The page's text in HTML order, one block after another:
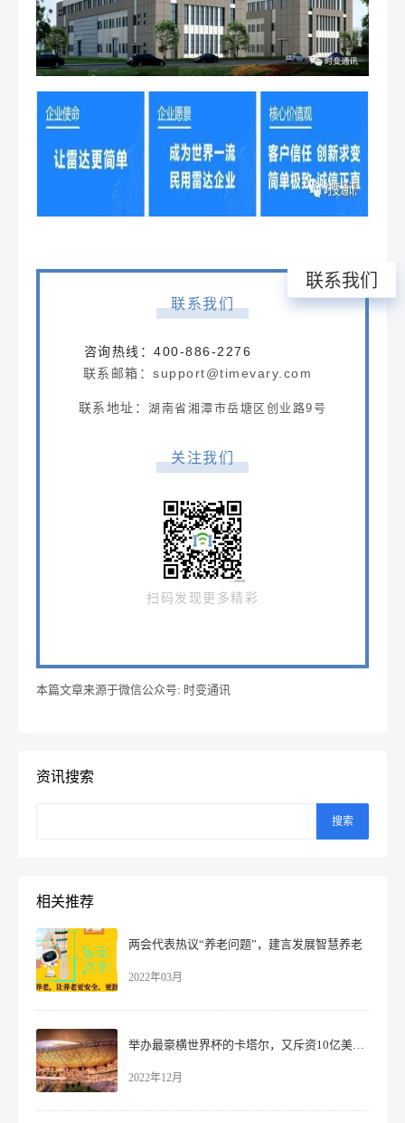
联系我们
咨询热线：400-886-2276
联系邮箱：support@timevary.com
联系地址：湖南省湘潭市岳塘区创业路9号
关注我们
扫码发现更多精彩
本篇文章来源于微信公众号: 时变通讯
资讯搜索
搜索
相关推荐
两会代表热议“养老问题”，建言发展智慧养老
2022年03月
举办最豪横世界杯的卡塔尔，又斥资10亿美元买下这个！
2022年12月
联系我们